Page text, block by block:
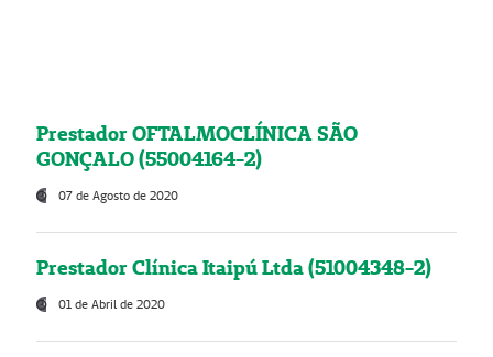
Prestador OFTALMOCLÍNICA SÃO
GONÇALO (55004164-2)
07 de Agosto de 2020
Prestador Clínica Itaipú Ltda (51004348-2)
01 de Abril de 2020